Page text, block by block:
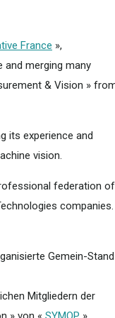
France »,
and merging many
& Vision »
its experience and
vision.
federation of
companies.
Gemein-Stand
Mitgliedern der